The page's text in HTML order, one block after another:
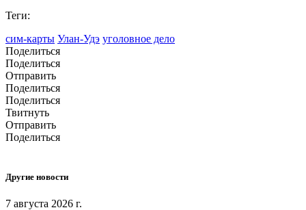
Теги:
сим-карты Улан-Удэ уголовное дело
Поделиться
Поделиться
Отправить
Поделиться
Поделиться
Твитнуть
Отправить
Поделиться
Другие новости
7 августа 2026 г.